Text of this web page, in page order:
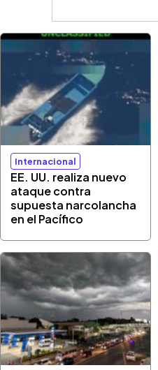
Internacional
EE. UU. realiza nuevo
ataque contra
supuesta narcolancha
en el Pacífico